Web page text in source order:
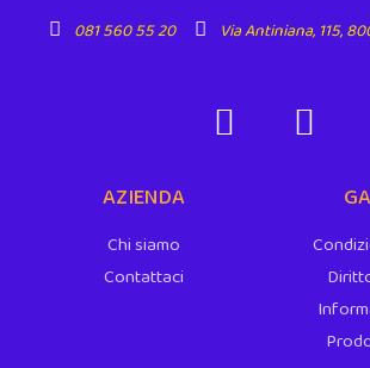
081 560 55 20 Via Antiniana, 115,
AZIENDA
Chi siamo
Contattaci